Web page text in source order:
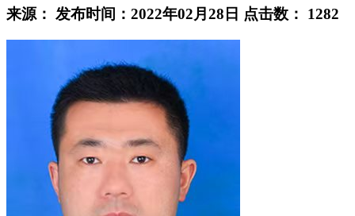
来源： 发布时间：2022年02月28日 点击数： 1282